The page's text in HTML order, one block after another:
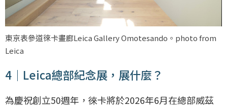
東京表參道徠卡畫廊Leica Gallery Omotesando。photo from
Leica
4｜Leica總部紀念展，展什麼？
為慶祝創立50週年，徠卡將於2026年6月在總部威茲